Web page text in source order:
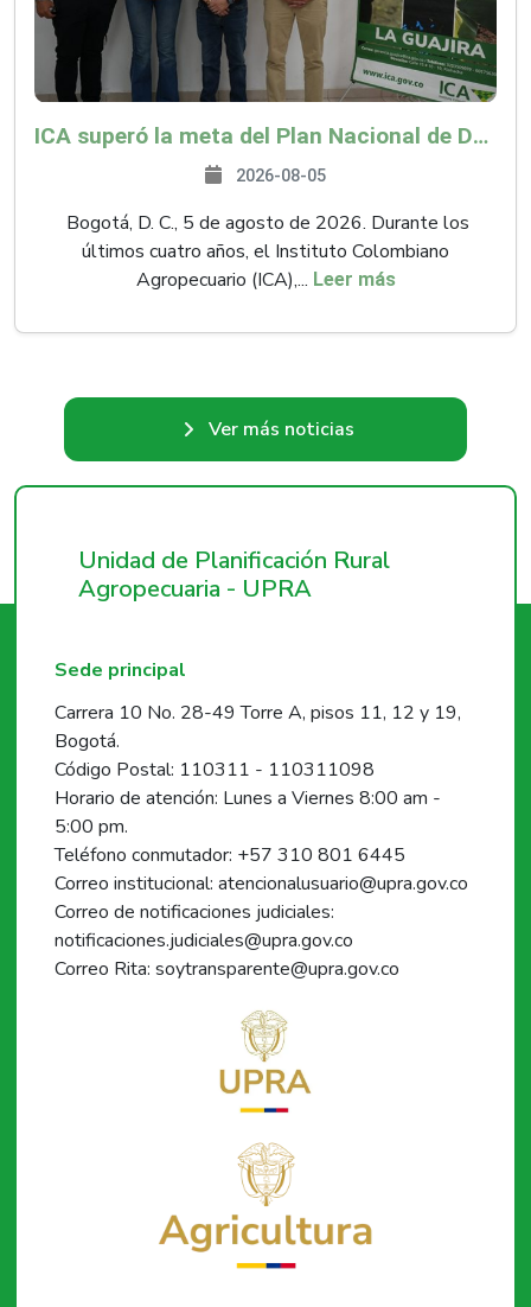
ICA superó la meta del Plan Nacional de Desarrollo y abrió 61 mercados internacionales
2026-08-05
Bogotá, D. C., 5 de agosto de 2026. Durante los
últimos cuatro años, el Instituto Colombiano
Agropecuario (ICA),... Leer más
Ver más noticias
Unidad de Planificación Rural
Agropecuaria - UPRA
Sede principal
Carrera 10 No. 28-49 Torre A, pisos 11, 12 y 19,
Bogotá.
Código Postal: 110311 - 110311098
Horario de atención: Lunes a Viernes 8:00 am -
5:00 pm.
Teléfono conmutador: +57 310 801 6445
Correo institucional: atencionalusuario@upra.gov.co
Correo de notificaciones judiciales:
notificaciones.judiciales@upra.gov.co
Correo Rita: soytransparente@upra.gov.co